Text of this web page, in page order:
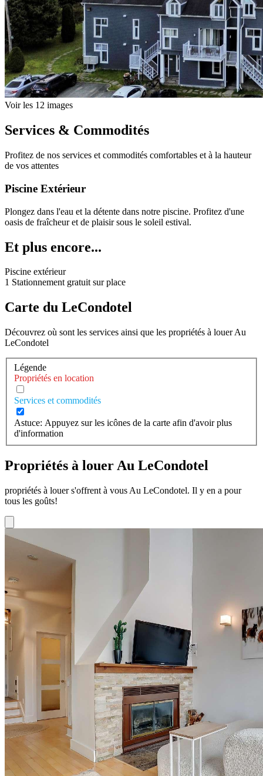
Voir les 12 images
Services & Commodités
Profitez de nos services et commodités comfortables et à la hauteur
de vos attentes
Piscine Extérieur
Plongez dans l'eau et la détente dans notre piscine. Profitez d'une
oasis de fraîcheur et de plaisir sous le soleil estival.
Et plus encore...
Piscine extérieur
1 Stationnement gratuit sur place
Carte du LeCondotel
Découvrez où sont les services ainsi que les propriétés à louer Au
LeCondotel
Légende
Propriétés en location
Services et commodités
Astuce: Appuyez sur les icônes de la carte afin d'avoir plus
d'information
Propriétés à louer Au LeCondotel
propriétés à louer s'offrent à vous Au LeCondotel. Il y en a pour
tous les goûts!